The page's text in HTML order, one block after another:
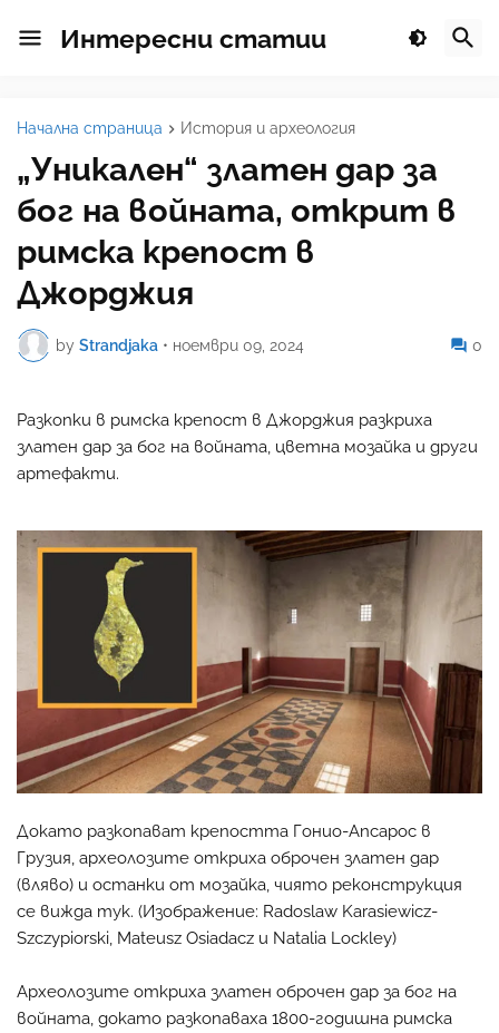
Интересни статии
Начална страница История и археология
„Уникален“ златен дар за
бог на войната, открит в
римска крепост в
Джорджия
by Strandjaka • ноември 09, 2024 0
Разкопки в римска крепост в Джорджия разкриха
златен дар за бог на войната, цветна мозайка и други
артефакти.
Докато разкопават крепостта Гонио-Апсарос в
Грузия, археолозите откриха оброчен златен дар
(вляво) и останки от мозайка, чиято реконструкция
се вижда тук. (Изображение: Radoslaw Karasiewicz-
Szczypiorski, Mateusz Osiadacz и Natalia Lockley)
Археолозите откриха златен оброчен дар за бог на
войната, докато разкопаваха 1800-годишна римска